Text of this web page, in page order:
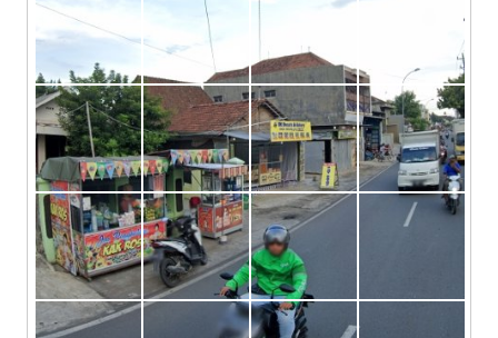
EN LOS MEDIOS
La relación entre el
incremento del dengue, el
uso de agroquímicos y el
cambio climático
Mientras el mundo entero habla de la